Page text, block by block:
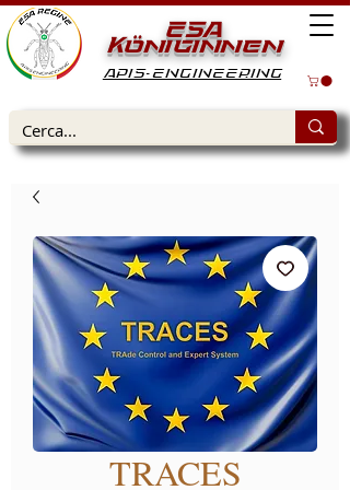
ESA
Königinnen
APIS-ENGINEERING
TRACES